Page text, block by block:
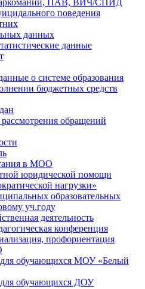
ПАВ, ВИЧ/СПИД
поведения
данных
данные
о системе образования
бюджетных средств
обращений
в МОО
юридической помощи
нагрузки»
образовательных
уч.году
деятельность
конференция
профориентация
для обучающихся МОУ «Белый
обучающихся ДОУ